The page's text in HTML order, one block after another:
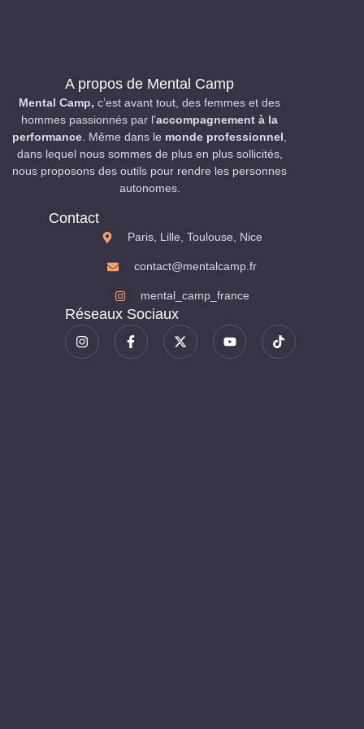
A propos de Mental Camp
Mental Camp, c’est avant tout, des femmes et des
hommes passionnés par l’accompagnement à la
performance . Même dans le monde professionnel
dans lequel nous sommes de plus en plus sollicités,
nous proposons des outils pour rendre les personnes
autonomes.
Contact
Paris, Lille, Toulouse, Nice
contact@mentalcamp.fr
mental_camp_france
Réseaux Sociaux